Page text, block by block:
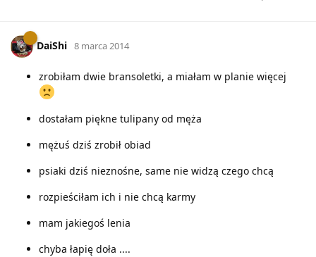
DaiShi 8 marca 2014
zrobiłam dwie bransoletki, a miałam w planie więcej
dostałam piękne tulipany od męża
mężuś dziś zrobił obiad
psiaki dziś nieznośne, same nie widzą czego chcą
rozpieściłam ich i nie chcą karmy
mam jakiegoś lenia
chyba łapię doła ....